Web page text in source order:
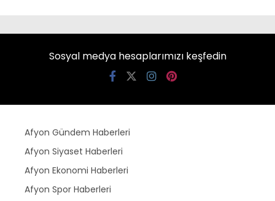
Sosyal medya hesaplarımızı keşfedin
Afyon Gündem Haberleri
Afyon Siyaset Haberleri
Afyon Ekonomi Haberleri
Afyon Spor Haberleri